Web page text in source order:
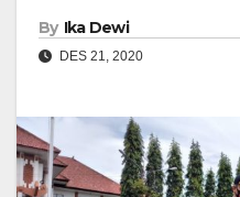
By Ika Dewi
DES 21, 2020